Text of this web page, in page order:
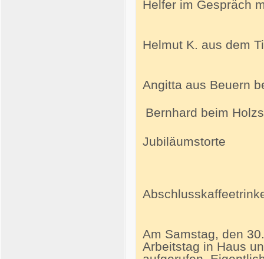
Helfer im Gespräch
Helmut K. aus dem
Angitta aus Beuern
Bernhard beim
Jubiläumstorte
Am Samstag, den
Arbeitstag in Haus